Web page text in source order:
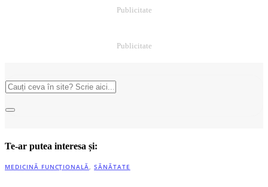
Publicitate
Publicitate
Te-ar putea interesa și:
MEDICINĂ FUNCȚIONALĂ,SĂNĂTATE